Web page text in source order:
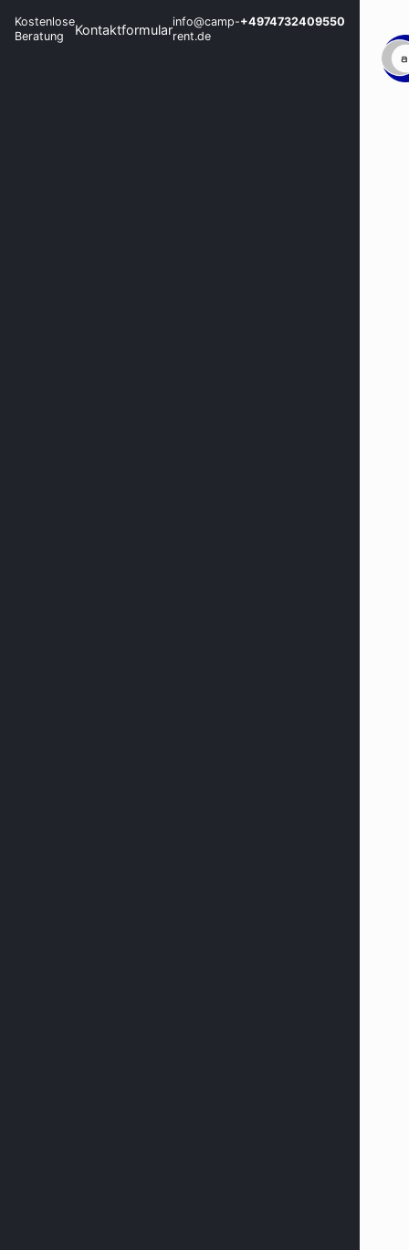
Kostenlose
Beratung
Kontaktformularinfo@camp-
rent.de
+4974732409550